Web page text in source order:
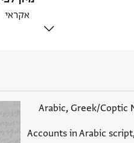
Arabic, Greek/Coptic
Accounts in Arabic